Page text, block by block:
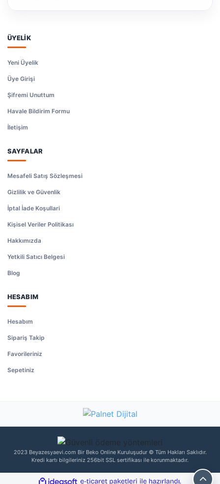
ÜYELİK
Yeni Üyelik
Üye Girişi
Şifremi Unuttum
Havale Bildirim Formu
İletişim
SAYFALAR
Mesafeli Satış Sözleşmesi
Gizlilik ve Güvenlik
İptal İade Koşullari
Kişisel Veriler Politikası
Hakkımızda
Yetkili Satıcı Belgesi
Blog
HESABIM
Hesabım
Sipariş Takip
Favorileriniz
Sepetiniz
2023 Beyazesyaevi.com Bir Beko Online Kuruluşudur © Tüm Hakları Saklıdır.
Kredi kartı bilgileriniz 256bit SSL sertifikası ile korunmaktadır.
ideasoft e-